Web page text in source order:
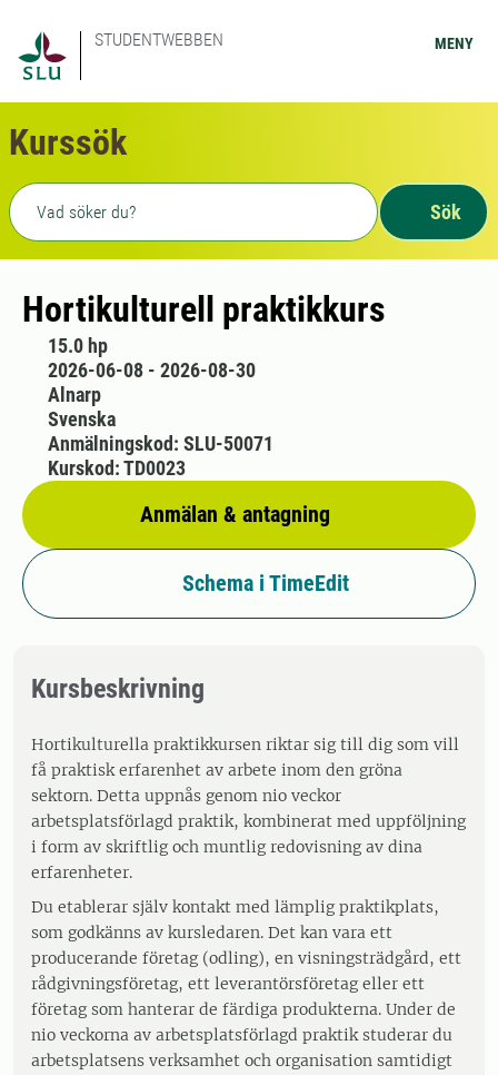
STUDENTWEBBEN MENY
Kurssök
Fritext sökning
Sök
Hortikulturell praktikkurs
15.0 hp
2026-06-08 - 2026-08-30
Alnarp
Svenska
Anmälan & antagning
Anmälningskod: SLU-50071
Kurskod: TD0023
Schema i TimeEdit
Kursbeskrivning
Hortikulturella praktikkursen riktar sig till dig som vill
få praktisk erfarenhet av arbete inom den gröna
sektorn. Detta uppnås genom nio veckor
arbetsplatsförlagd praktik, kombinerat med uppföljning
i form av skriftlig och muntlig redovisning av dina
erfarenheter.
Du etablerar själv kontakt med lämplig praktikplats,
som godkänns av kursledaren. Det kan vara ett
producerande företag (odling), en visningsträdgård, ett
rådgivningsföretag, ett leverantörsföretag eller ett
företag som hanterar de färdiga produkterna. Under de
nio veckorna av arbetsplatsförlagd praktik studerar du
arbetsplatsens verksamhet och organisation samtidigt